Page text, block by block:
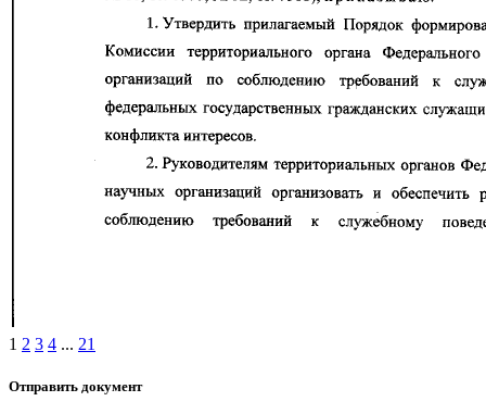
1 2 3 4 ... 21
Отправить документ